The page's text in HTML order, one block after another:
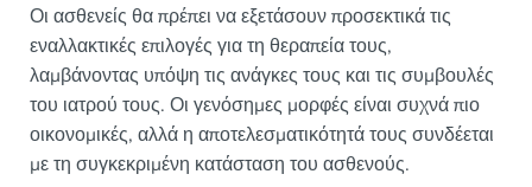
Οι ασθενείς θα πρέπει να εξετάσουν προσεκτικά τις
εναλλακτικές επιλογές για τη θεραπεία τους,
λαμβάνοντας υπόψη τις ανάγκες τους και τις συμβουλές
του ιατρού τους. Οι γενόσημες μορφές είναι συχνά πιο
οικονομικές, αλλά η αποτελεσματικότητά τους συνδέεται
με τη συγκεκριμένη κατάσταση του ασθενούς.